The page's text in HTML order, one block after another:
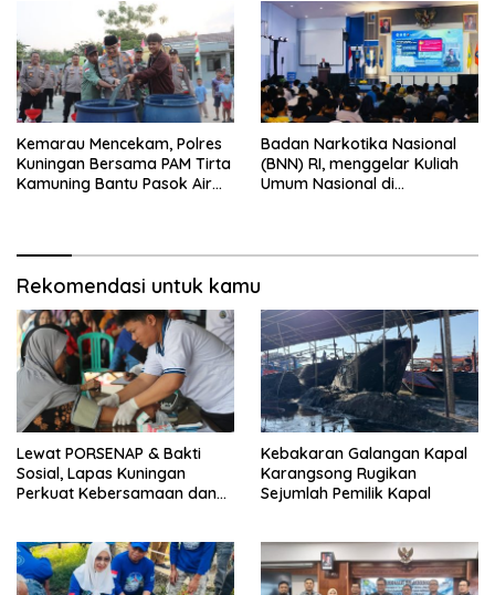
Kemarau Mencekam, Polres
Kuningan Bersama PAM Tirta
Kamuning Bantu Pasok Air
Badan Narkotika Nasional
(BNN) RI, menggelar Kuliah
Umum Nasional di
Rekomendasi untuk kamu
Lewat PORSENAP & Bakti
Sosial, Lapas Kuningan
Perkuat Kebersamaan dan
Kebakaran Galangan Kapal
Karangsong Rugikan
Sejumlah Pemilik Kapal